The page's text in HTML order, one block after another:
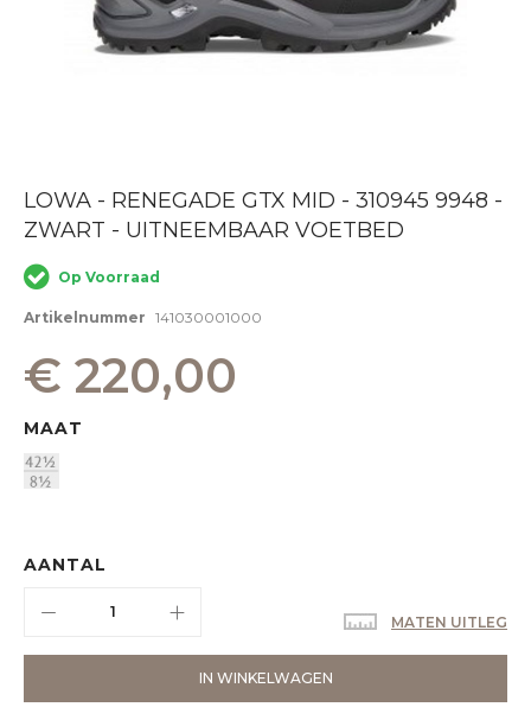
Ga
het
van
de
afbeeldingen-
LOWA - RENEGADE GTX MID - 310945 9948 -
ZWART - UITNEEMBAAR VOETBED
Op Voorraad
Artikelnummer 141030001000
€ 220,00
MAAT
AANTAL
IN WINKELWAGEN
MATEN UITLEG